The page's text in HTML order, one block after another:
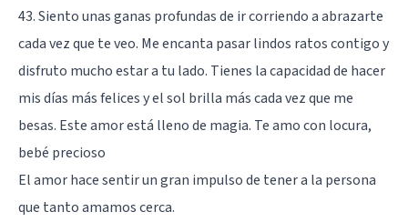
43. Siento unas ganas profundas de ir corriendo a abrazarte
cada vez que te veo. Me encanta pasar lindos ratos contigo y
disfruto mucho estar a tu lado. Tienes la capacidad de hacer
mis días más felices y el sol brilla más cada vez que me
besas. Este amor está lleno de magia. Te amo con locura,
bebé precioso
El amor hace sentir un gran impulso de tener a la persona
que tanto amamos cerca.